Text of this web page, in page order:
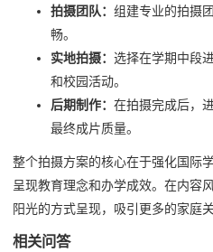
拍摄团队： 组建专业的拍摄
畅。
实地拍摄： 选择在学期中段
和校园活动。
后期制作： 在拍摄完成后，
最终成片质量。
整个拍摄方案的核心在于强化国际
呈现教育理念和办学成效。在内容
阳光的方式呈现，吸引更多的家庭
相关问答